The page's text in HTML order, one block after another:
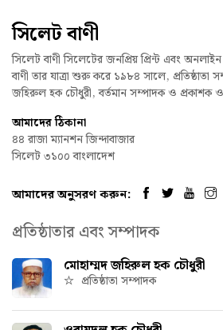
সিলেট বাণী
সিলেট বাণী সিলেটের জনপ্রিয় প্রিন্ট এবং
বাণী তার যাত্রা শুরু করে ১৯৮৪ সালে, প্রতিষ্ঠাতা
জহিরুল হক চৌধুরী, বর্তমান সম্পাদক ও প্রকাশক
আমাদের ঠিকানা
৪৪ রাজা ম্যানশন জিন্দাবাজার
সিলেট ৩১০০ বাংলাদেশ
আমাদের অনুসরণ করুন:
প্রতিষ্ঠাতার এবং সম্পাদক
মোহাম্মদ জহিরুল হক চৌধুরী
প্রতিষ্ঠাতা সম্পাদক